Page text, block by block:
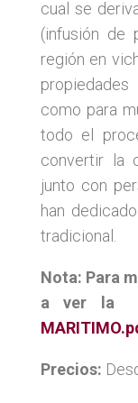
cual se
(infusión de
región en
como para
todo el
convertir la
junto con
han
tradicional.
Nota: Para
a ver la
Precios: